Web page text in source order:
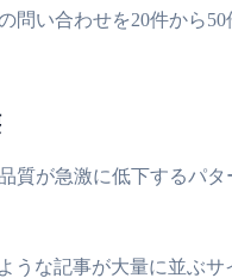
い合わせを20件から
質が急激に低下するパ
な記事が大量に並ぶ